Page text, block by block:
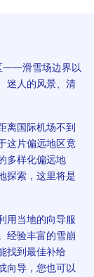
——滑雪场边界以
迷人的风景、清
离国际机场不到
这片偏远地区竟
多样化偏远地
探索，这里将是
用当地的向导服
经验丰富的雪崩
找到最佳补给
向导，您也可以